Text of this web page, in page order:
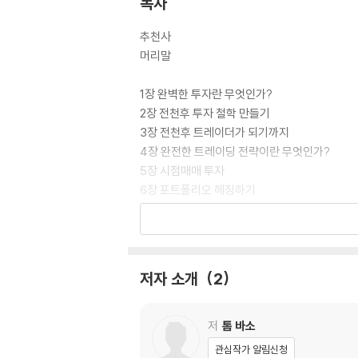
추천사
머리말
1장 완벽한 투자란 무엇인가?
2장 전천후 투자 철학 만들기
3장 전천후 트레이더가 되기까지
4장 완전한 트레이딩 전략이란 무엇인가?
5장 시점매매 투자
6장 포트폴리오 헤징하기
7장 극단적 분산
11장 트레이딩의 심리적 측면
13장 위험 대비 수익률 극대화하기
14장 흔히 저지르는 실수 피하기
저자 소개 2
저 톰 바소
관심작가 알림신청